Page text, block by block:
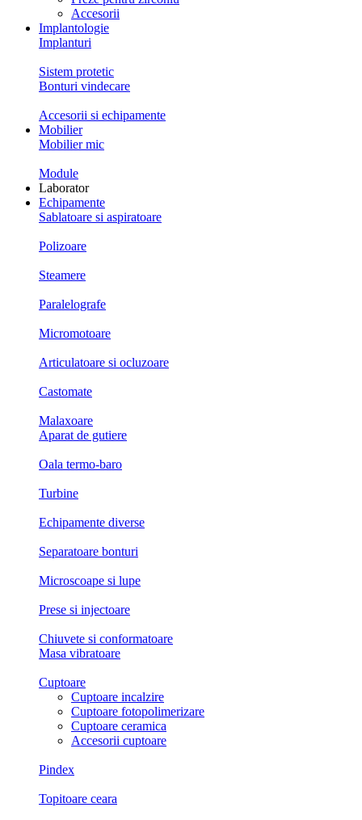
Accesorii
Implantologie
Implanturi
Sistem protetic
Bonturi vindecare
Accesorii si echipamente
Mobilier
Mobilier mic
Module
Laborator
Echipamente
Sablatoare si aspiratoare
Polizoare
Steamere
Paralelografe
Micromotoare
Articulatoare si ocluzoare
Castomate
Malaxoare
Aparat de gutiere
Oala termo-baro
Turbine
Echipamente diverse
Separatoare bonturi
Microscoape si lupe
Prese si injectoare
Chiuvete si conformatoare
Masa vibratoare
Cuptoare
Cuptoare incalzire
Cuptoare fotopolimerizare
Cuptoare ceramica
Accesorii cuptoare
Pindex
Topitoare ceara